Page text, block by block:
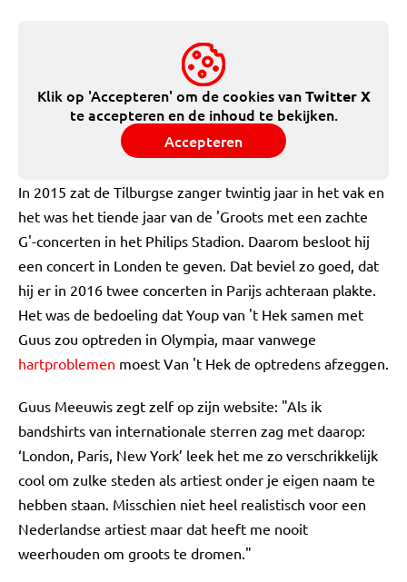
Klik op 'Accepteren' om de cookies vanTwitter X
te accepteren en de inhoud te bekijken.
Accepteren
In 2015 zat de Tilburgse zanger twintig jaar in het vak en
het was het tiende jaar van de 'Groots met een zachte
G'-concerten in het Philips Stadion. Daarom besloot hij
een concert in Londen te geven. Dat beviel zo goed, dat
hij er in 2016 twee concerten in Parijs achteraan plakte.
Het was de bedoeling dat Youp van 't Hek samen met
Guus zou optreden in Olympia, maar vanwege
hartproblemen moest Van 't Hek de optredens afzeggen.
Guus Meeuwis zegt zelf op zijn website: "Als ik
bandshirts van internationale sterren zag met daarop:
‘London, Paris, New York’ leek het me zo verschrikkelijk
cool om zulke steden als artiest onder je eigen naam te
hebben staan. Misschien niet heel realistisch voor een
Nederlandse artiest maar dat heeft me nooit
weerhouden om groots te dromen."